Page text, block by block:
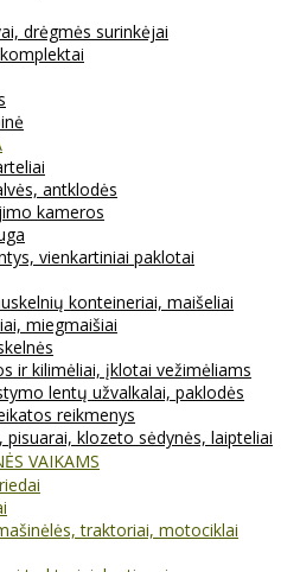
drėgmės surinkėjai
antklodės
kameros
vienkartiniai paklotai
konteineriai, maišeliai
miegmaišiai
ir kilimėliai, įklotai vežimėliams
lentų užvalkalai, paklodės
reikmenys
pisuarai, klozeto sėdynės, laipteliai
VAIKAMS
traktoriai, motociklai